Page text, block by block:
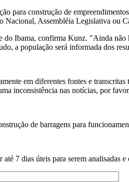
para construção de
Nacional, Assembléia Legislativa ou
do Ibama, confirma Kunz. "Ainda
a população será informada dos
em diferentes fontes e
inconsistência nas notícias, por
de barragens para
7 dias úteis para serem analisadas